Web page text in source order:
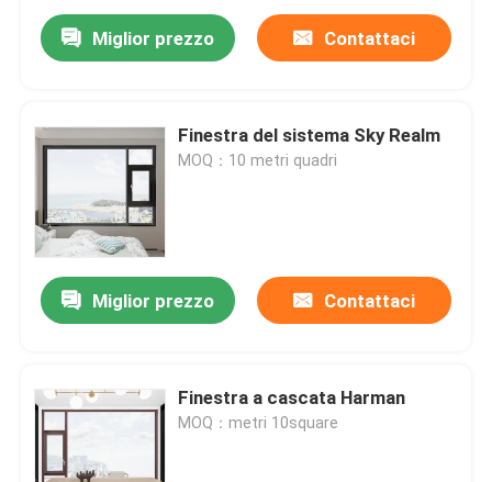
Miglior prezzo Contattaci
Finestra del sistema Sky Realm
MOQ：10 metri quadri
Miglior prezzo Contattaci
Finestra a cascata Harman
MOQ：metri 10square